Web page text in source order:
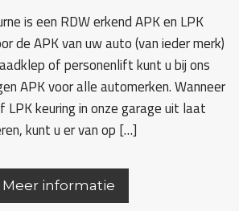
is een RDW erkend APK en LPK
de APK van uw auto (van ieder merk)
of personenlift kunt u bij ons
APK voor alle automerken. Wanneer
LPK keuring in onze garage uit laat
kunt u er van op […]
Meer informatie